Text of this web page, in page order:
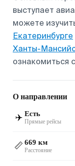
выступает
можете
Екатеринбурге
Ханты-
ознакомиться
О направлении
✈️ Есть
Прямые рейсы
📏 669 км
Расстояние